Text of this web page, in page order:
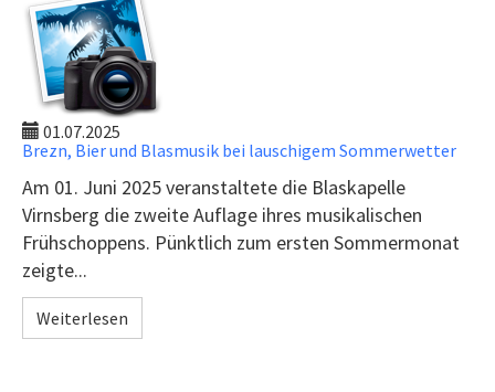
01.07.2025
Brezn, Bier und Blasmusik bei lauschigem Sommerwetter
Am 01. Juni 2025 veranstaltete die Blaskapelle
Virnsberg die zweite Auflage ihres musikalischen
Frühschoppens. Pünktlich zum ersten Sommermonat
zeigte...
Weiterlesen